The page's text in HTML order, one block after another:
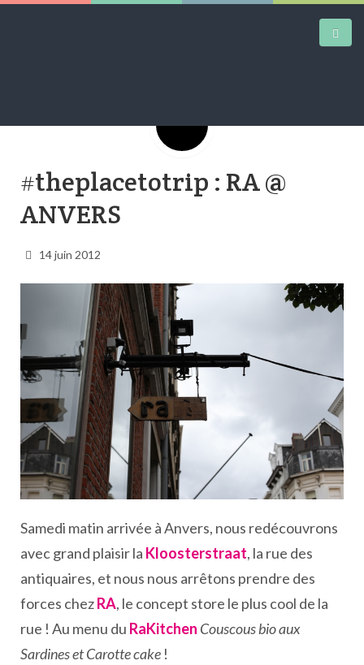
AIRTRAINERPEDIA
STREET ART
#theplacetotrip : RA @
ANVERS
14 juin 2012
Samedi matin arrivée à Anvers, nous redécouvrons
avec grand plaisir la Kloosterstraat, la rue des
antiquaires, et nous nous arrêtons prendre des
forces chezRA, le concept store le plus cool de la
rue ! Au menu du RaKitchen Couscous bio aux
Sardines et Carotte cake !